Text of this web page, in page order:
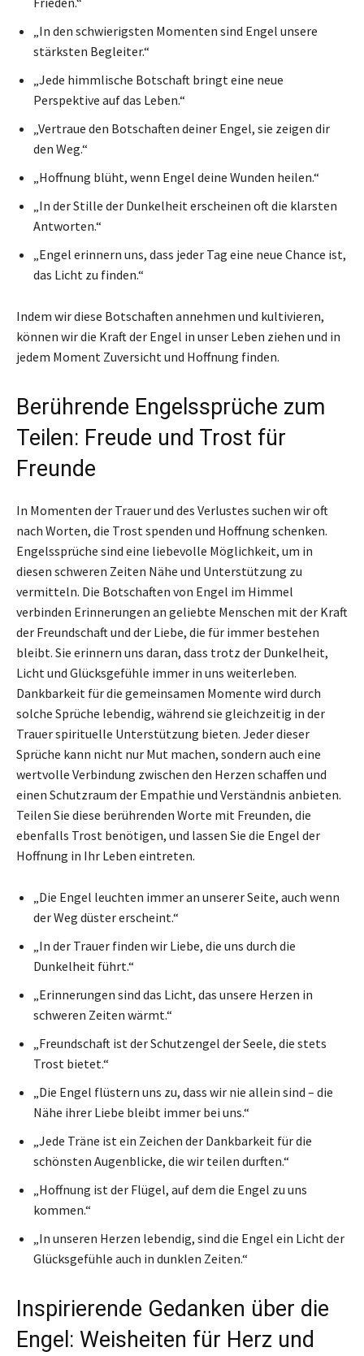
„In den schwierigsten Momenten sind Engel unsere
stärksten Begleiter.“
„Jede himmlische Botschaft bringt eine neue
Perspektive auf das Leben.“
„Vertraue den Botschaften deiner Engel, sie zeigen dir
den Weg.“
„Hoffnung blüht, wenn Engel deine Wunden heilen.“
„In der Stille der Dunkelheit erscheinen oft die klarsten
Antworten.“
„Engel erinnern uns, dass jeder Tag eine neue Chance ist,
das Licht zu finden.“
Indem wir diese Botschaften annehmen und kultivieren,
können wir die Kraft der Engel in unser Leben ziehen und in
jedem Moment Zuversicht und Hoffnung finden.
Berührende Engelssprüche zum
Teilen: Freude und Trost für
Freunde
In Momenten der Trauer und des Verlustes suchen wir oft
nach Worten, die Trost spenden und Hoffnung schenken.
Engelssprüche sind eine liebevolle Möglichkeit, um in
diesen schweren Zeiten Nähe und Unterstützung zu
vermitteln. Die Botschaften von Engel im Himmel
verbinden Erinnerungen an geliebte Menschen mit der Kraft
der Freundschaft und der Liebe, die für immer bestehen
bleibt. Sie erinnern uns daran, dass trotz der Dunkelheit,
Licht und Glücksgefühle immer in uns weiterleben.
Dankbarkeit für die gemeinsamen Momente wird durch
solche Sprüche lebendig, während sie gleichzeitig in der
Trauer spirituelle Unterstützung bieten. Jeder dieser
Sprüche kann nicht nur Mut machen, sondern auch eine
wertvolle Verbindung zwischen den Herzen schaffen und
einen Schutzraum der Empathie und Verständnis anbieten.
Teilen Sie diese berührenden Worte mit Freunden, die
ebenfalls Trost benötigen, und lassen Sie die Engel der
Hoffnung in Ihr Leben eintreten.
„Die Engel leuchten immer an unserer Seite, auch wenn
der Weg düster erscheint.“
„In der Trauer finden wir Liebe, die uns durch die
Dunkelheit führt.“
„Erinnerungen sind das Licht, das unsere Herzen in
schweren Zeiten wärmt.“
„Freundschaft ist der Schutzengel der Seele, die stets
Trost bietet.“
„Die Engel flüstern uns zu, dass wir nie allein sind – die
Nähe ihrer Liebe bleibt immer bei uns.“
„Jede Träne ist ein Zeichen der Dankbarkeit für die
schönsten Augenblicke, die wir teilen durften.“
„Hoffnung ist der Flügel, auf dem die Engel zu uns
kommen.“
„In unseren Herzen lebendig, sind die Engel ein Licht der
Glücksgefühle auch in dunklen Zeiten.“
Inspirierende Gedanken über die
Engel: Weisheiten für Herz und